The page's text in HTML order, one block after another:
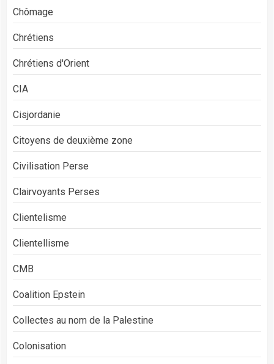
Chômage
Chrétiens
Chrétiens d'Orient
CIA
Cisjordanie
Citoyens de deuxième zone
Civilisation Perse
Clairvoyants Perses
Clientelisme
Clientellisme
CMB
Coalition Epstein
Collectes au nom de la Palestine
Colonisation